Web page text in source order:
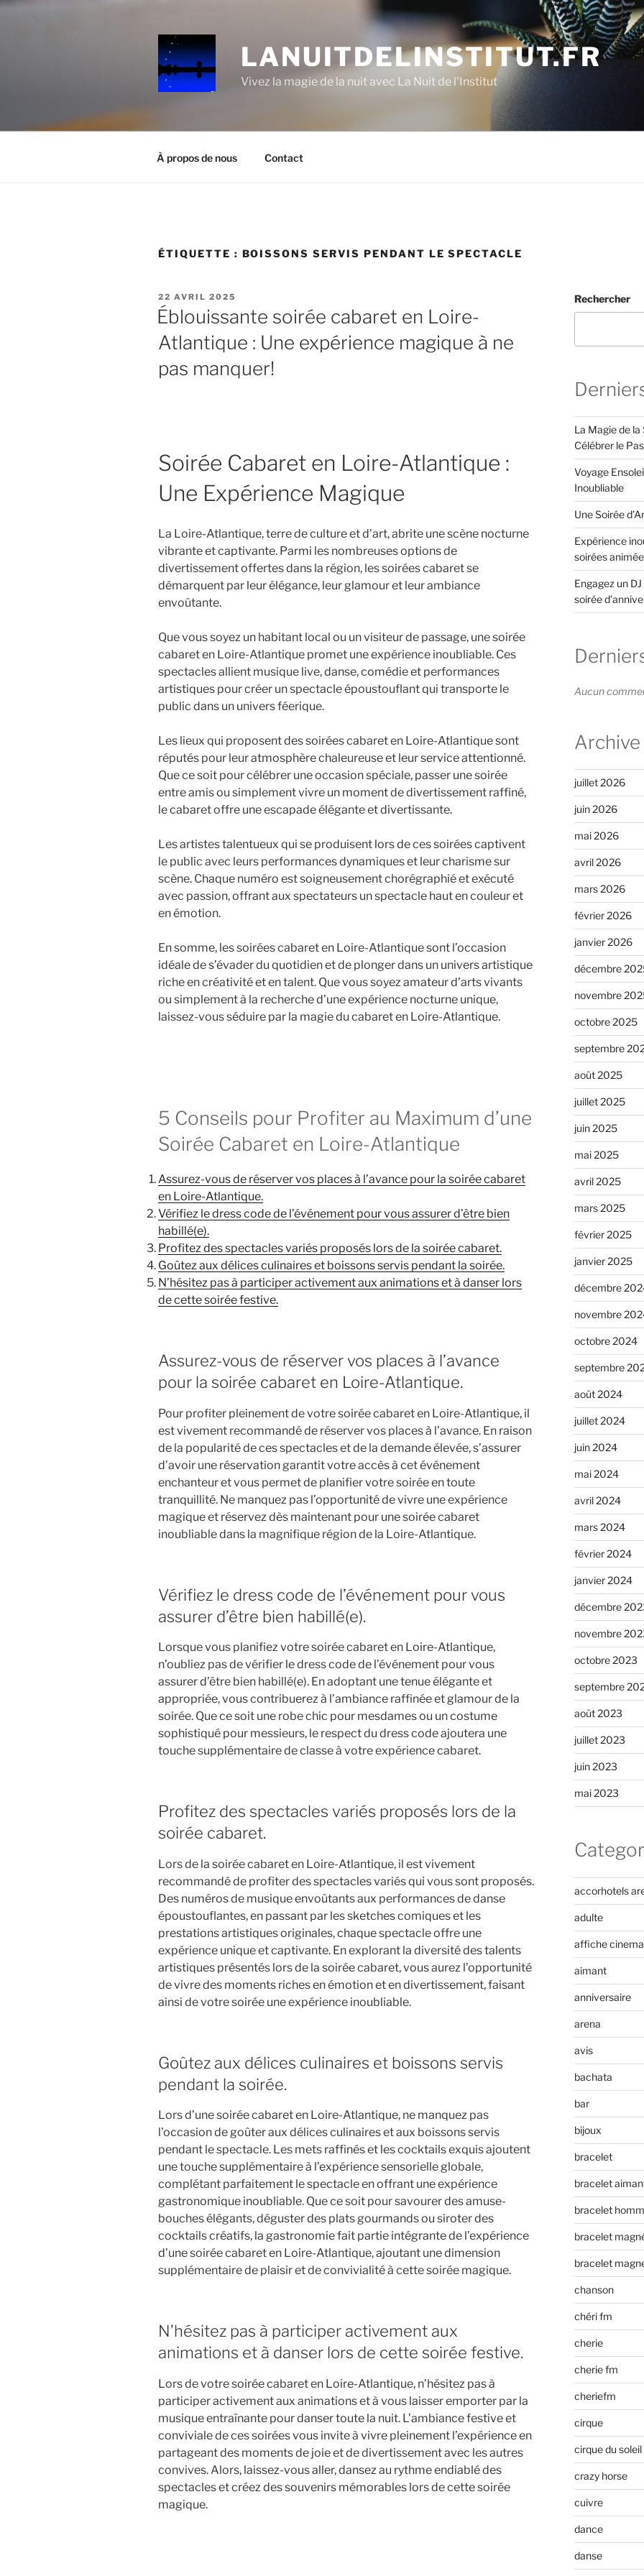
Aller
LANUITDELINSTITUT.FR
Vivez la magie de la nuit avec La Nuit de l'Institut
À propos de nous Contact
ÉTIQUETTE : BOISSONS SERVIS PENDANT LE SPECTACLE
PUBLIÉ
LE
22 AVRIL 2025
Éblouissante soirée cabaret en Loire-
Atlantique : Une expérience magique à ne
pas manquer!
Soirée Cabaret en Loire-Atlantique :
Une Expérience Magique
La Loire-Atlantique, terre de culture et d’art, abrite une scène nocturne
vibrante et captivante. Parmi les nombreuses options de
divertissement offertes dans la région, les soirées cabaret se
démarquent par leur élégance, leur glamour et leur ambiance
envoûtante.
Que vous soyez un habitant local ou un visiteur de passage, une soirée
cabaret en Loire-Atlantique promet une expérience inoubliable. Ces
spectacles allient musique live, danse, comédie et performances
artistiques pour créer un spectacle époustouflant qui transporte le
public dans un univers féerique.
Les lieux qui proposent des soirées cabaret en Loire-Atlantique sont
réputés pour leur atmosphère chaleureuse et leur service attentionné.
Que ce soit pour célébrer une occasion spéciale, passer une soirée
entre amis ou simplement vivre un moment de divertissement raffiné,
le cabaret offre une escapade élégante et divertissante.
Les artistes talentueux qui se produisent lors de ces soirées captivent
le public avec leurs performances dynamiques et leur charisme sur
scène. Chaque numéro est soigneusement chorégraphié et exécuté
avec passion, offrant aux spectateurs un spectacle haut en couleur et
en émotion.
En somme, les soirées cabaret en Loire-Atlantique sont l’occasion
idéale de s’évader du quotidien et de plonger dans un univers artistique
riche en créativité et en talent. Que vous soyez amateur d’arts vivants
ou simplement à la recherche d’une expérience nocturne unique,
laissez-vous séduire par la magie du cabaret en Loire-Atlantique.
5 Conseils pour Profiter au Maximum d’une
Soirée Cabaret en Loire-Atlantique
Assurez-vous de réserver vos places à l’avance pour la soirée cabaret
en Loire-Atlantique.
Vérifiez le dress code de l’événement pour vous assurer d’être bien
habillé(e).
Profitez des spectacles variés proposés lors de la soirée cabaret.
Goûtez aux délices culinaires et boissons servis pendant la soirée.
N’hésitez pas à participer activement aux animations et à danser lors
de cette soirée festive.
Assurez-vous de réserver vos places à l’avance
pour la soirée cabaret en Loire-Atlantique.
Pour profiter pleinement de votre soirée cabaret en Loire-Atlantique, il
est vivement recommandé de réserver vos places à l’avance. En raison
de la popularité de ces spectacles et de la demande élevée, s’assurer
d’avoir une réservation garantit votre accès à cet événement
enchanteur et vous permet de planifier votre soirée en toute
tranquillité. Ne manquez pas l’opportunité de vivre une expérience
magique et réservez dès maintenant pour une soirée cabaret
inoubliable dans la magnifique région de la Loire-Atlantique.
Vérifiez le dress code de l’événement pour vous
assurer d’être bien habillé(e).
Lorsque vous planifiez votre soirée cabaret en Loire-Atlantique,
n’oubliez pas de vérifier le dress code de l’événement pour vous
assurer d’être bien habillé(e). En adoptant une tenue élégante et
appropriée, vous contribuerez à l’ambiance raffinée et glamour de la
soirée. Que ce soit une robe chic pour mesdames ou un costume
sophistiqué pour messieurs, le respect du dress code ajoutera une
touche supplémentaire de classe à votre expérience cabaret.
Profitez des spectacles variés proposés lors de la
soirée cabaret.
Lors de la soirée cabaret en Loire-Atlantique, il est vivement
recommandé de profiter des spectacles variés qui vous sont proposés.
Des numéros de musique envoûtants aux performances de danse
époustouflantes, en passant par les sketches comiques et les
prestations artistiques originales, chaque spectacle offre une
expérience unique et captivante. En explorant la diversité des talents
artistiques présentés lors de la soirée cabaret, vous aurez l’opportunité
de vivre des moments riches en émotion et en divertissement, faisant
ainsi de votre soirée une expérience inoubliable.
Goûtez aux délices culinaires et boissons servis
pendant la soirée.
Lors d’une soirée cabaret en Loire-Atlantique, ne manquez pas
l’occasion de goûter aux délices culinaires et aux boissons servis
pendant le spectacle. Les mets raffinés et les cocktails exquis ajoutent
une touche supplémentaire à l’expérience sensorielle globale,
complétant parfaitement le spectacle en offrant une expérience
gastronomique inoubliable. Que ce soit pour savourer des amuse-
bouches élégants, déguster des plats gourmands ou siroter des
cocktails créatifs, la gastronomie fait partie intégrante de l’expérience
d’une soirée cabaret en Loire-Atlantique, ajoutant une dimension
supplémentaire de plaisir et de convivialité à cette soirée magique.
N’hésitez pas à participer activement aux
animations et à danser lors de cette soirée festive.
Lors de votre soirée cabaret en Loire-Atlantique, n’hésitez pas à
participer activement aux animations et à vous laisser emporter par la
musique entraînante pour danser toute la nuit. L’ambiance festive et
conviviale de ces soirées vous invite à vivre pleinement l’expérience en
partageant des moments de joie et de divertissement avec les autres
convives. Alors, laissez-vous aller, dansez au rythme endiablé des
spectacles et créez des souvenirs mémorables lors de cette soirée
magique.
Rechercher
La Magie de la
Célébrer le
Voyage
Inoubliable
Une Soirée
Expérience
soirées
Engagez un
soirée
Aucun
Archive
juillet 2026
juin 2026
mai 2026
avril 2026
mars 2026
février 2026
janvier 2026
décembre
novembre
octobre 2025
septembre
août 2025
juillet 2025
juin 2025
mai 2025
avril 2025
mars 2025
février 2025
janvier 2025
décembre
novembre
octobre 2024
septembre
août 2024
juillet 2024
juin 2024
mai 2024
avril 2024
mars 2024
février 2024
janvier 2024
décembre
novembre
octobre 2023
septembre
août 2023
juillet 2023
juin 2023
mai 2023
accorhotels
adulte
affiche cinema
aimant
anniversaire
arena
avis
bachata
bar
bijoux
bracelet
bracelet
bracelet
bracelet
bracelet
chanson
chéri fm
cherie
cherie fm
cheriefm
cirque
cirque du soleil
crazy horse
cuivre
dance
danse